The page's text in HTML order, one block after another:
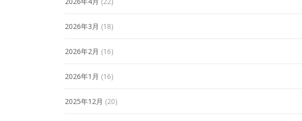
2026年3月 (18)
2026年2月 (16)
2026年1月 (16)
2025年12月 (20)